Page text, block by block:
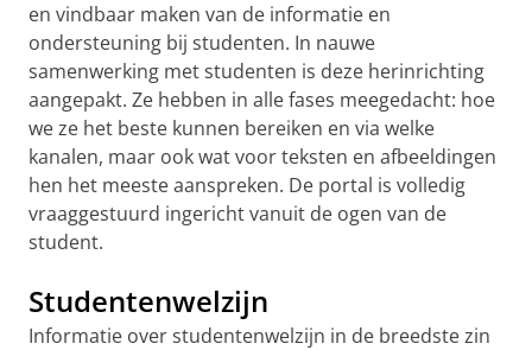
en vindbaar maken van de informatie en
ondersteuning bij studenten. In nauwe
samenwerking met studenten is deze herinrichting
aangepakt. Ze hebben in alle fases meegedacht: hoe
we ze het beste kunnen bereiken en via welke
kanalen, maar ook wat voor teksten en afbeeldingen
hen het meeste aanspreken. De portal is volledig
vraaggestuurd ingericht vanuit de ogen van de
student.
Studentenwelzijn
Informatie over studentenwelzijn in de breedste zin